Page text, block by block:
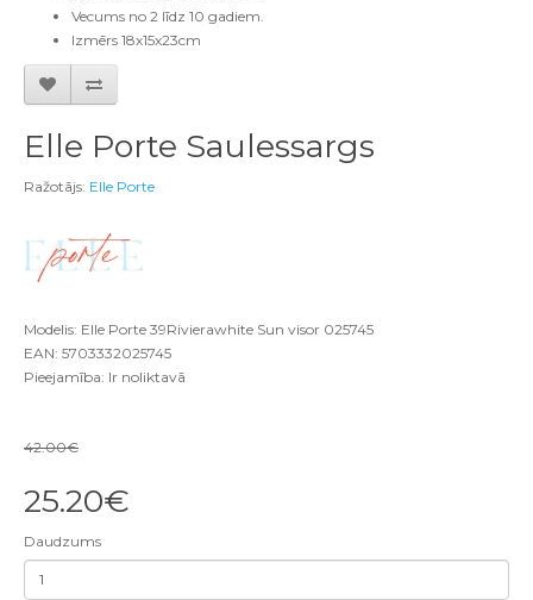
Vecums no 2 līdz 10 gadiem.
Izmērs 18x15x23cm
Elle Porte Saulessargs
Ražotājs: Elle Porte
Modelis: Elle Porte 39Rivierawhite Sun visor 025745
EAN: 5703332025745
Pieejamība: Ir noliktavā
42.00€
25.20€
Daudzums